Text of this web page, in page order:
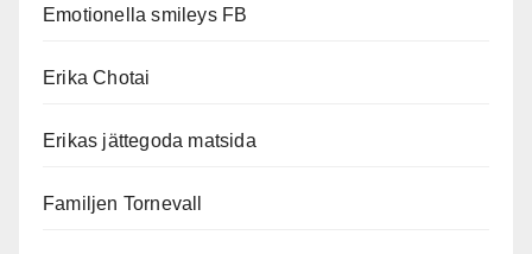
Emotionella smileys FB
Erika Chotai
Erikas jättegoda matsida
Familjen Tornevall